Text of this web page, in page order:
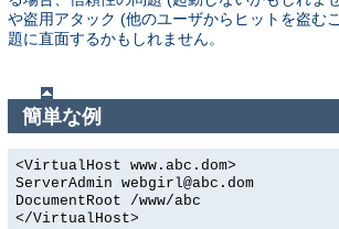
や盗用アタック (他のユーザからヒットを盗む
題に直面するかもしれません。
簡単な例
<VirtualHost www.abc.dom>
ServerAdmin webgirl@abc.dom
DocumentRoot /www/abc
</VirtualHost>